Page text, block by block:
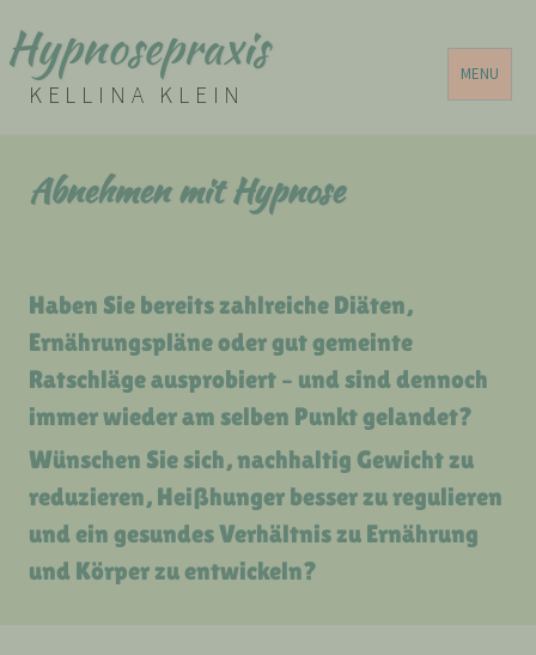
Hypnosepraxis
KELLINA KLEIN
MENU
Abnehmen mit Hypnose
Haben Sie bereits zahlreiche Diäten,
Ernährungspläne oder gut gemeinte
Ratschläge ausprobiert – und sind dennoch
immer wieder am selben Punkt gelandet?
Wünschen Sie sich, nachhaltig Gewicht zu
reduzieren, Heißhunger besser zu regulieren
und ein gesundes Verhältnis zu Ernährung
und Körper zu entwickeln?